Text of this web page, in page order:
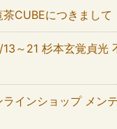
茶CUBEにつきまし
13～21 杉本玄覚貞光
ラインショップ メン